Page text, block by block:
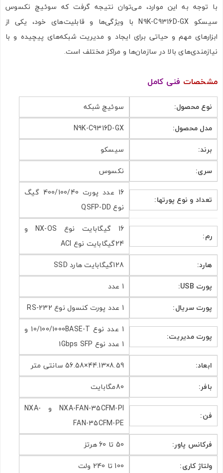
با توجه به این موارد، می‌توان نتیجه گرفت که سوئیچ نکسوس
سیسکو N9K-C9316D-GX با ویژگی‌ها و قابلیت‌های خود، یکی از
ابزارهای مهم و حیاتی برای ایجاد و مدیریت شبکه‌های پیچیده و با
نیازمندی‌های بالا در سازمان‌ها و مراکز مختلف است.
مشخصات فنی کامل
نوع محصول:
سوئیچ شبکه
مدل محصول:
N9K-C9316D-GX
برند:
سیسکو
سری:
نکسوس
تعداد و نوع پورتها:
16 عدد پورت 400/100/40 گیگ
نوع QSFP-DD
رم:
16 گیگابایت نوع NX-OS و
24گیگابایت نوع ACI
هارد:
128گیگابایت هارد SSD
پورت USB:
1 عدد
پورت سریال:
1 عدد پورت کنسول نوع RS-232
پورت مدیریت:
1 عدد نوع 10/100/1000BASE-T و
1 عدد نوع 1Gbps SFP
ابعاد:
8.59×44.13×56.58 سانتی متر
بافر:
80مگابایت
فن:
NXA-FAN-35CFM-PI و NXA-
FAN-35CFM-PE
فرکانس پاور:
50 تا 60 هرتز
ولتاژ کاری:
100 تا 240 ولت